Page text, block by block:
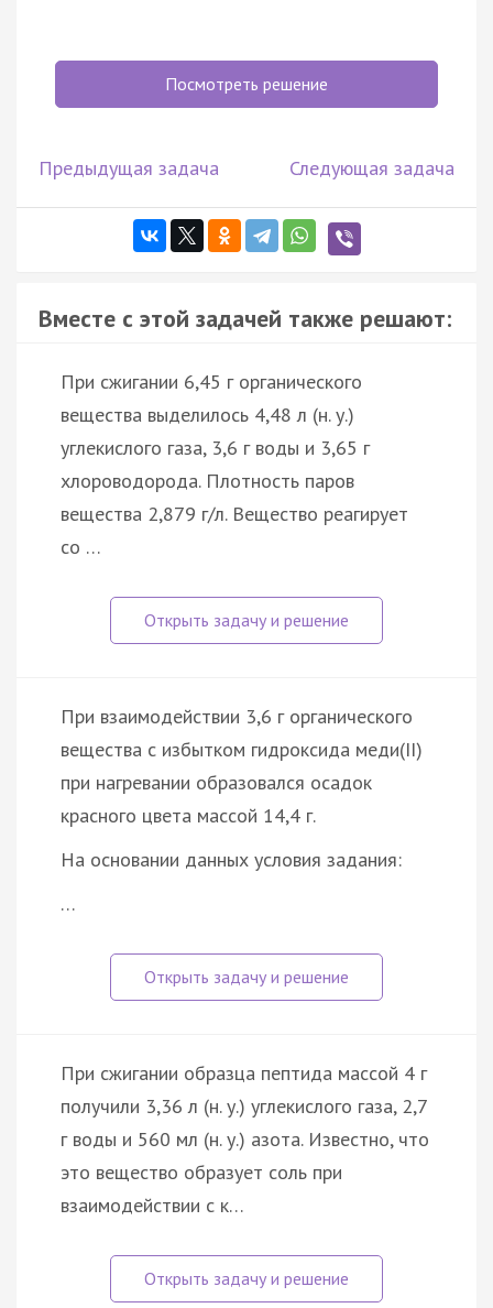
Посмотреть решение
Предыдущая задача Следующая задача
Вместе с этой задачей также решают:
При сжигании 6,45 г органического
вещества выделилось 4,48 л (н. у.)
углекислого газа, 3,6 г воды и 3,65 г
хлороводорода. Плотность паров
вещества 2,879 г/л. Вещество реагирует
со …
При взаимодействии 3,6 г органического
вещества с избытком гидроксида меди(II)
при нагревании образовался осадок
красного цвета массой 14,4 г.
На основании данных условия задания:
…
При сжигании образца пептида массой 4 г
получили 3,36 л (н. у.) углекислого газа, 2,7
г воды и 560 мл (н. у.) азота. Известно, что
это вещество образует соль при
взаимодействии с к…